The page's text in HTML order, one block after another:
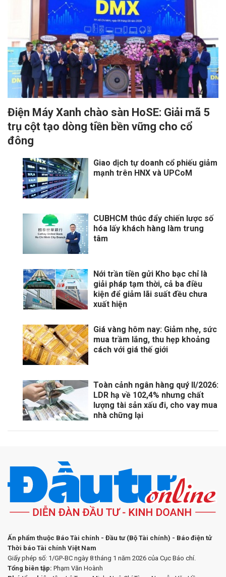
Điện Máy Xanh chào sàn HoSE: Giải mã 5
trụ cột tạo dòng tiền bền vững cho cổ
đông
Giao dịch tự doanh cổ phiếu giảm
mạnh trên HNX và UPCoM
CUBHCM thúc đẩy chiến lược số
hóa lấy khách hàng làm trung
tâm
Nới trần tiền gửi Kho bạc chỉ là
giải pháp tạm thời, cả ba điều
kiện để giảm lãi suất đều chưa
xuất hiện
Giá vàng hôm nay: Giảm nhẹ, sức
mua trầm lắng, thu hẹp khoảng
cách với giá thế giới
Toàn cảnh ngân hàng quý II/2026:
LDR hạ về 102,4% nhưng chất
lượng tài sản xấu đi, cho vay mua
nhà chững lại
Ấn phẩm thuộc Báo Tài chính - Đầu tư (Bộ Tài chính) - Báo điện tử
Thời báo Tài chính Việt Nam
Giấy phép số: 1/GP-BC ngày 8 tháng 1 năm 2026 của Cục Báo chí.
Tổng biên tập: Phạm Văn Hoành